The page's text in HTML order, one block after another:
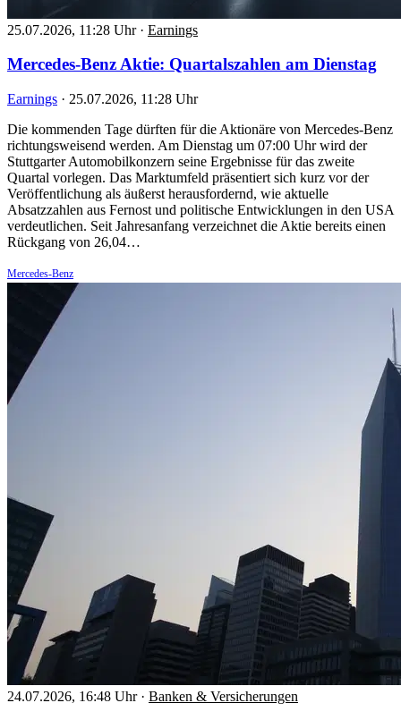
25.07.2026, 11:28 Uhr · Earnings
Mercedes-Benz Aktie: Quartalszahlen am Dienstag
Earnings · 25.07.2026, 11:28 Uhr
Die kommenden Tage dürften für die Aktionäre von Mercedes-Benz
richtungsweisend werden. Am Dienstag um 07:00 Uhr wird der
Stuttgarter Automobilkonzern seine Ergebnisse für das zweite
Quartal vorlegen. Das Marktumfeld präsentiert sich kurz vor der
Veröffentlichung als äußerst herausfordernd, wie aktuelle
Absatzzahlen aus Fernost und politische Entwicklungen in den USA
verdeutlichen. Seit Jahresanfang verzeichnet die Aktie bereits einen
Rückgang von 26,04…
Mercedes-Benz
24.07.2026, 16:48 Uhr · Banken & Versicherungen